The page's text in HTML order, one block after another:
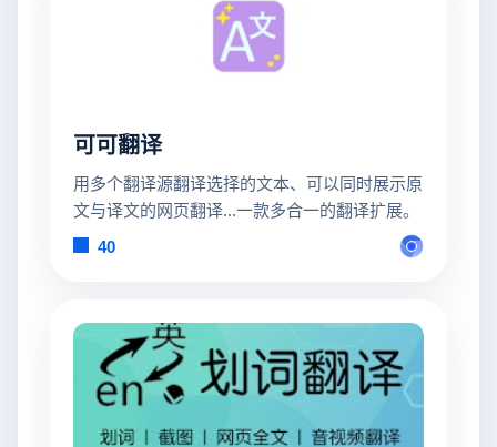
可可翻译
用多个翻译源翻译选择的文本、可以同时展示原
文与译文的网页翻译...一款多合一的翻译扩展。
40